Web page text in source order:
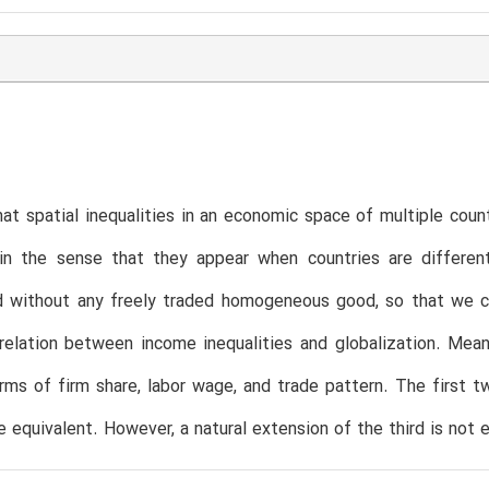
spatial inequalities in an economic space of multiple
the sense that they appear when countries are
without any freely traded homogeneous good, so that
between income inequalities and globalization.
of firm share, labor wage, and trade pattern. The first
equivalent. However, a natural extension of the third is not